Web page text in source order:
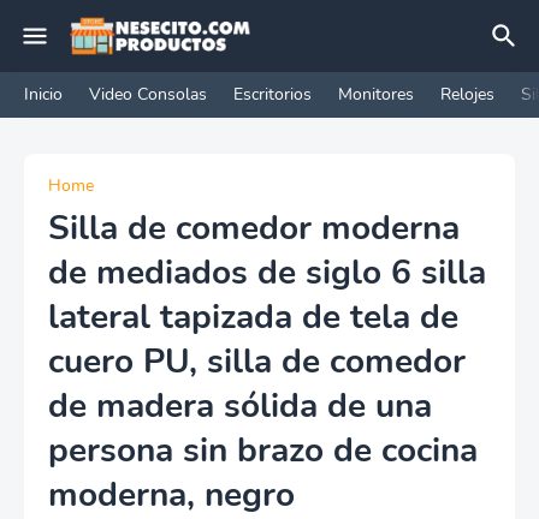
Inicio Video Consolas Escritorios Monitores Relojes
Home
Silla de comedor moderna
de mediados de siglo 6 silla
lateral tapizada de tela de
cuero PU, silla de comedor
de madera sólida de una
persona sin brazo de cocina
moderna, negro